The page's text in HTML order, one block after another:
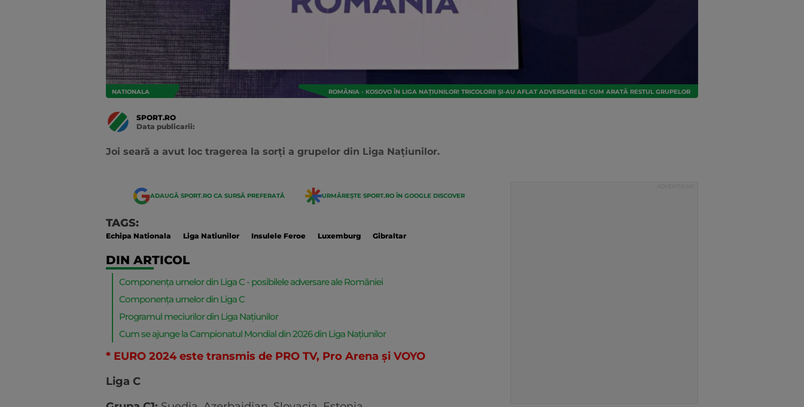
NATIONALA ROMÂNIA - KOSOVO ÎN LIGA NAȚIUNILOR! TRICOLORII ȘI-AU AFLAT ADVERSARELE! CUM ARATĂ RESTUL GRUPELOR
SPORT.RO
Data publicarii:
Joi seară a avut loc tragerea la sorți a grupelor din Liga Națiunilor.
ADAUGĂ SPORT.RO CA SURSĂ PREFERATĂ URMĂREȘTE SPORT.RO ÎN GOOGLE DISCOVER
TAGS:
Echipa Nationala Liga Natiunilor Insulele Feroe Luxemburg Gibraltar
DIN ARTICOL
Componența urnelor din Liga C - posibilele adversare ale României
Componența urnelor din Liga C
Programul meciurilor din Liga Națiunilor
Cum se ajunge la Campionatul Mondial din 2026 din Liga Națiunilor
* EURO 2024 este transmis de PRO TV, Pro Arena și VOYO
Liga C